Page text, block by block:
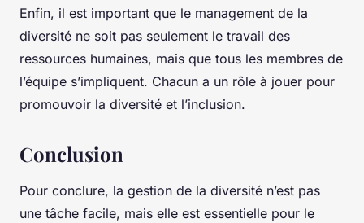
Enfin, il est important que le management de la
diversité ne soit pas seulement le travail des
ressources humaines, mais que tous les membres de
l’équipe s’impliquent. Chacun a un rôle à jouer pour
promouvoir la diversité et l’inclusion.
Conclusion
Pour conclure, la gestion de la diversité n’est pas
une tâche facile, mais elle est essentielle pour le